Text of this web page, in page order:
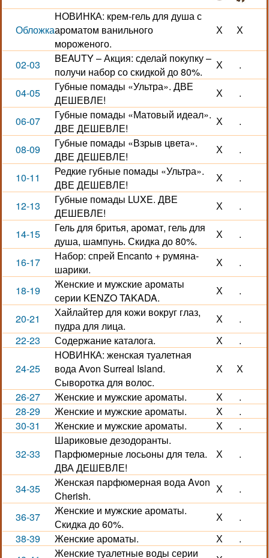
Обложка
НОВИНКА: крем-гель для душа с
ароматом ванильного
мороженого.
Х Х
02-03
BEAUTY – Акция: сделай покупку –
получи набор со скидкой до 80%.
Х .
04-05
Губные помады «Ультра». ДВЕ
ДЕШЕВЛЕ!
Х .
06-07
Губные помады «Матовый идеал».
ДВЕ ДЕШЕВЛЕ!
Х .
08-09
Губные помады «Взрыв цвета».
ДВЕ ДЕШЕВЛЕ!
Х .
10-11
Редкие губные помады «Ультра».
ДВЕ ДЕШЕВЛЕ!
Х .
12-13
Губные помады LUXE. ДВЕ
ДЕШЕВЛЕ!
Х .
14-15
Гель для бритья, аромат, гель для
душа, шампунь. Скидка до 80%.
Х .
16-17
Набор: спрей Encanto + румяна-
шарики.
Х .
18-19
Женские и мужские ароматы
серии KENZO TAKADA.
Х .
20-21
Хайлайтер для кожи вокруг глаз,
пудра для лица.
Х
.
22-23
Содержание каталога. Х .
24-25
НОВИНКА: женская туалетная
вода Avon Surreal Island.
Сыворотка для волос.
Х Х
26-27 Женские и мужские ароматы. Х
.
28-29
Женские и мужские ароматы. Х
.
30-31
Женские и мужские ароматы. Х .
32-33
Шариковые дезодоранты.
Парфюмерные лосьоны для тела.
ДВА ДЕШЕВЛЕ!
Х .
34-35
Женская парфюмерная вода Avon
Cherish.
Х .
36-37
Женские и мужские ароматы.
Скидка до 60%.
Х
.
38-39
Женские ароматы. Х
.
Женские туалетные воды серии